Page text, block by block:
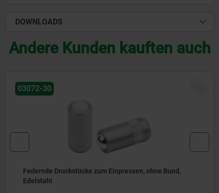
DOWNLOADS
Andere Kunden kauften auch
03072-20
Federnde Druckstücke zum Einpressen, ohne Bund,
Stahl